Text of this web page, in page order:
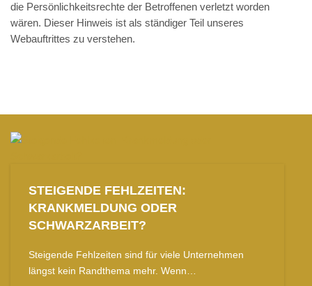
die Persönlichkeitsrechte der Betroffenen verletzt worden
wären. Dieser Hinweis ist als ständiger Teil unseres
Webauftrittes zu verstehen.
STEIGENDE FEHLZEITEN:
KRANKMELDUNG ODER
SCHWARZARBEIT?
Steigende Fehlzeiten sind für viele Unternehmen
längst kein Randthema mehr. Wenn…